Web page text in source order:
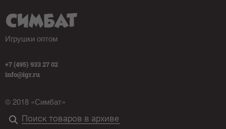
Игрушки оптом
+7 (495) 933 27 02
info@igr.ru
© 2018 «Симбат»